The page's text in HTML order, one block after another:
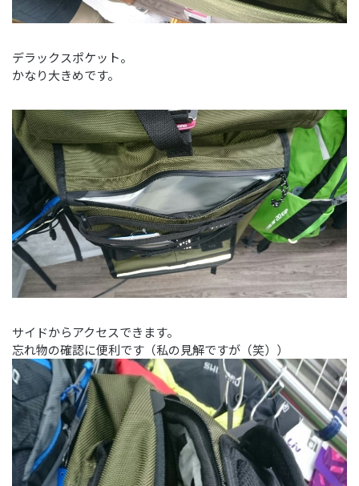
デラックスポケット。
かなり大きめです。
サイドからアクセスできます。
忘れ物の確認に便利です（私の見解ですが（笑））